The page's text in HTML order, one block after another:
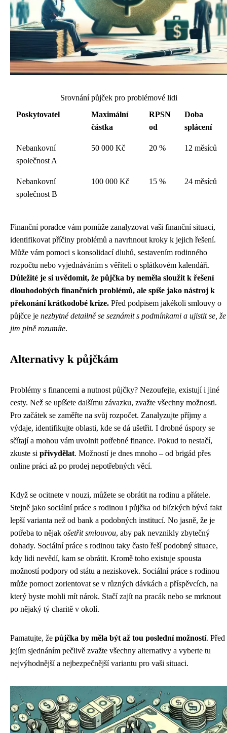
Srovnání půjček pro problémové lidi
Poskytovatel
Maximální
částka
RPSN
od
Doba
splácení
Nebankovní
společnost A
50 000 Kč 20 % 12 měsíců
Nebankovní
společnost B
100 000 Kč 15 % 24 měsíců
Finanční poradce vám pomůže zanalyzovat vaši finanční situaci,
identifikovat příčiny problémů a navrhnout kroky k jejich řešení.
Může vám pomoci s konsolidací dluhů, sestavením rodinného
rozpočtu nebo vyjednáváním s věřiteli o splátkovém kalendáři.
Důležité je si uvědomit, že půjčka by neměla sloužit k řešení
dlouhodobých finančních problémů, ale spíše jako nástroj k
překonání krátkodobé krize. Před podpisem jakékoli smlouvy o
půjčce je nezbytné detailně se seznámit s podmínkami a ujistit se, že
jim plně rozumíte.
Alternativy k půjčkám
Problémy s financemi a nutnost půjčky? Nezoufejte, existují i jiné
cesty. Než se upíšete dalšímu závazku, zvažte všechny možnosti.
Pro začátek se zaměřte na svůj rozpočet. Zanalyzujte příjmy a
výdaje, identifikujte oblasti, kde se dá ušetřit. I drobné úspory se
sčítají a mohou vám uvolnit potřebné finance. Pokud to nestačí,
zkuste si přivydělat. Možností je dnes mnoho – od brigád přes
online práci až po prodej nepotřebných věcí.
Když se ocitnete v nouzi, můžete se obrátit na rodinu a přátele.
Stejně jako sociální práce s rodinou i půjčka od blízkých bývá fakt
lepší varianta než od bank a podobných institucí. No jasně, že je
potřeba to nějak ošetřit smlouvou, aby pak nevznikly zbytečný
dohady. Sociální práce s rodinou taky často řeší podobný situace,
kdy lidi nevědí, kam se obrátit. Kromě toho existuje spousta
možností podpory od státu a neziskovek. Sociální práce s rodinou
může pomoct zorientovat se v různých dávkách a příspěvcích, na
který byste mohli mít nárok. Stačí zajít na pracák nebo se mrknout
po nějaký tý charitě v okolí.
Pamatujte, že půjčka by měla být až tou poslední možností. Před
jejím sjednáním pečlivě zvažte všechny alternativy a vyberte tu
nejvýhodnější a nejbezpečnější variantu pro vaši situaci.